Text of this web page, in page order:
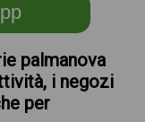
palmanova
i negozi
per